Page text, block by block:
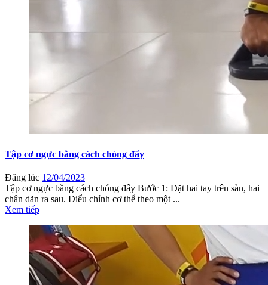
Tập cơ ngực bằng cách chóng đẩy
Đăng lúc 12/04/2023
Tập cơ ngực bằng cách chóng đẩy Bước 1: Đặt hai tay trên sàn, hai
chân dãn ra sau. Điểu chỉnh cơ thể theo một ...
Xem tiếp